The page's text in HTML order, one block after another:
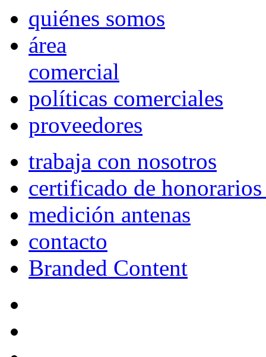
quiénes somos
área
comercial
políticas comerciales
proveedores
trabaja con nosotros
certificado de
medición antenas
contacto
Branded Content